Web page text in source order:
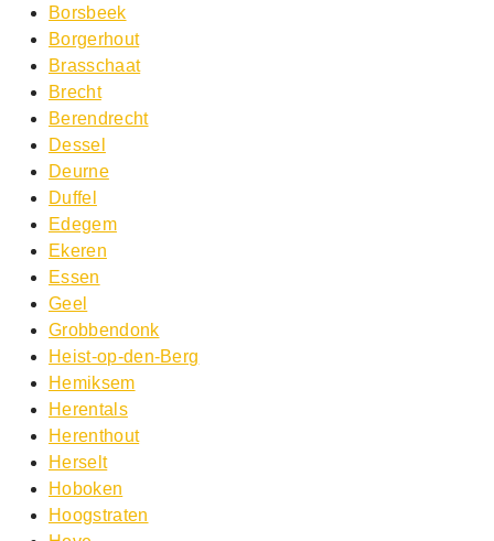
Borsbeek
Borgerhout
Brasschaat
Brecht
Berendrecht
Dessel
Deurne
Duffel
Edegem
Ekeren
Essen
Geel
Grobbendonk
Heist-op-den-Berg
Hemiksem
Herentals
Herenthout
Herselt
Hoboken
Hoogstraten